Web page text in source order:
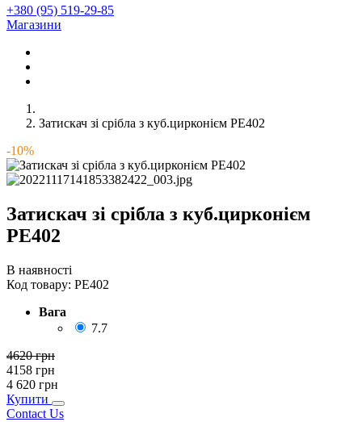
+380 (95) 519-29-85
Магазини
Затискач зі срібла з куб.цирконієм РЕ402
-10%
Затискач зі срібла з куб.цирконієм
РЕ402
В наявності
Код товару: РЕ402
Вага
7.7
4620грн
4158 грн
4 620 грн
Купити
Contact Us